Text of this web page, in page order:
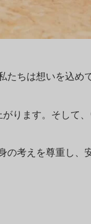
ちは想いを込め
ります。そして
考えを尊重し、